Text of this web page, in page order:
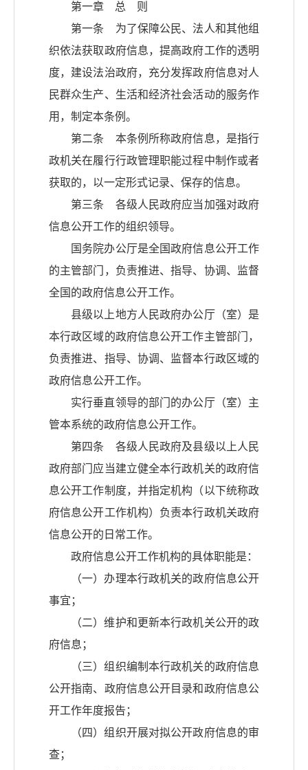
第一章 总 则
第一条 为了保障公民、法人和其他组
织依法获取政府信息，提高政府工作的透明
度，建设法治政府，充分发挥政府信息对人
民群众生产、生活和经济社会活动的服务作
用，制定本条例。
第二条 本条例所称政府信息，是指行
政机关在履行行政管理职能过程中制作或者
获取的，以一定形式记录、保存的信息。
第三条 各级人民政府应当加强对政府
信息公开工作的组织领导。
国务院办公厅是全国政府信息公开工作
的主管部门，负责推进、指导、协调、监督
全国的政府信息公开工作。
县级以上地方人民政府办公厅（室）是
本行政区域的政府信息公开工作主管部门，
负责推进、指导、协调、监督本行政区域的
政府信息公开工作。
实行垂直领导的部门的办公厅（室）主
管本系统的政府信息公开工作。
第四条 各级人民政府及县级以上人民
政府部门应当建立健全本行政机关的政府信
息公开工作制度，并指定机构（以下统称政
府信息公开工作机构）负责本行政机关政府
信息公开的日常工作。
政府信息公开工作机构的具体职能是：
（一）办理本行政机关的政府信息公开
事宜；
（二）维护和更新本行政机关公开的政
府信息；
（三）组织编制本行政机关的政府信息
公开指南、政府信息公开目录和政府信息公
开工作年度报告；
（四）组织开展对拟公开政府信息的审
查；